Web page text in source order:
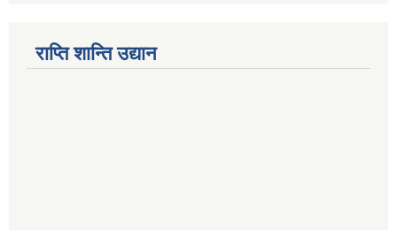
राप्ति शान्ति उद्यान